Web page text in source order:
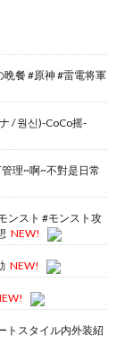
餐 #原神 #雷電将軍
/ 원신)-CoCo摇-
理~啊~不對是日常
ンスト #モンスト攻
NEW!
NEW!
トスタイル内外装紹